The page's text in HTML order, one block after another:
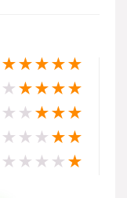
★
★
★
★
★
★
★
★
★
★
★
★
★
★
★
★
★
★
★
★
★
★
★
★
★